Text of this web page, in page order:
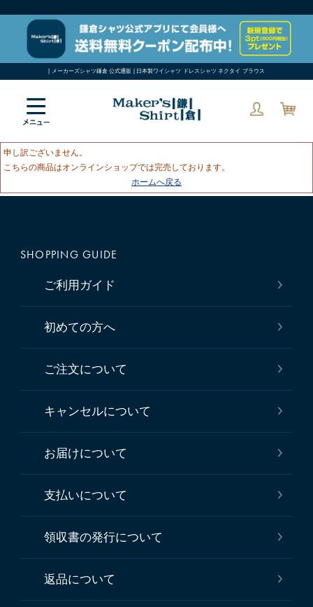
| メーカーズシャツ鎌倉 公式通販 | 日本製ワイシャツ ドレスシャツ ネクタイ ブラウス
申し訳ございません。
こちらの商品はオンラインショップでは完売しております。
ホームへ戻る
SHOPPING GUIDE
ご利用ガイド
初めての方へ
ご注文について
キャンセルについて
お届けについて
支払いについて
領収書の発行について
返品について